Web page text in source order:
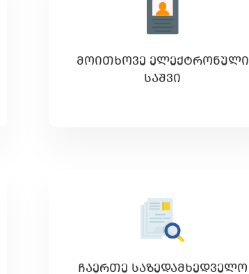
ᲛᲝᲘᲗᲮᲝᲕᲔ ᲔᲚᲔᲥᲢᲠᲝᲜᲣᲚᲘ
ᲡᲐᲨᲕᲘ
ᲩᲐᲔᲠᲗᲔ ᲡᲐᲖᲔᲓᲐᲛᲮᲔᲓᲕᲔᲚᲝ